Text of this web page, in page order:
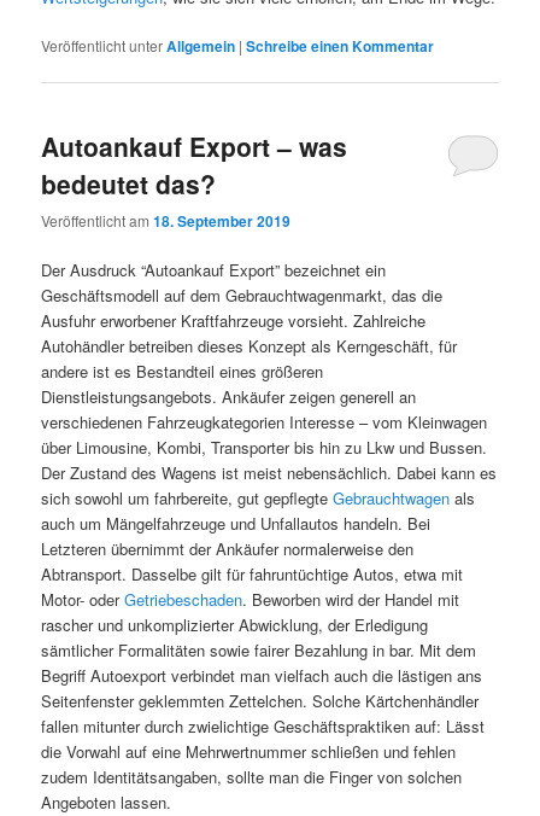
Veröffentlicht unterAllgemein |Schreibe einen Kommentar
Autoankauf Export – was
bedeutet das?
Veröffentlicht am18. September 2019
Der Ausdruck “Autoankauf Export” bezeichnet ein
Geschäftsmodell auf dem Gebrauchtwagenmarkt, das die
Ausfuhr erworbener Kraftfahrzeuge vorsieht. Zahlreiche
Autohändler betreiben dieses Konzept als Kerngeschäft, für
andere ist es Bestandteil eines größeren
Dienstleistungsangebots. Ankäufer zeigen generell an
verschiedenen Fahrzeugkategorien Interesse – vom Kleinwagen
über Limousine, Kombi, Transporter bis hin zu Lkw und Bussen.
Der Zustand des Wagens ist meist nebensächlich. Dabei kann es
sich sowohl um fahrbereite, gut gepflegteGebrauchtwagen als
auch um Mängelfahrzeuge und Unfallautos handeln. Bei
Letzteren übernimmt der Ankäufer normalerweise den
Abtransport. Dasselbe gilt für fahruntüchtige Autos, etwa mit
Motor- oderGetriebeschaden. Beworben wird der Handel mit
rascher und unkomplizierter Abwicklung, der Erledigung
sämtlicher Formalitäten sowie fairer Bezahlung in bar. Mit dem
Begriff Autoexport verbindet man vielfach auch die lästigen ans
Seitenfenster geklemmten Zettelchen. Solche Kärtchenhändler
fallen mitunter durch zwielichtige Geschäftspraktiken auf: Lässt
die Vorwahl auf eine Mehrwertnummer schließen und fehlen
zudem Identitätsangaben, sollte man die Finger von solchen
Angeboten lassen.